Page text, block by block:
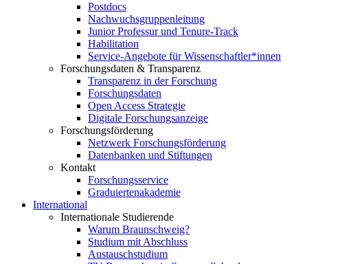
Postdocs
Nachwuchsgruppenleitung
Junior Professur und Tenure-Track
Habilitation
Service-Angebote für Wissenschaftler*innen
Forschungsdaten & Transparenz
Transparenz in der Forschung
Forschungsdaten
Open Access Strategie
Digitale Forschungsanzeige
Forschungsförderung
Netzwerk Forschungsförderung
Datenbanken und Stiftungen
Kontakt
Forschungsservice
Graduiertenakademie
International
Internationale Studierende
Warum Braunschweig?
Studium mit Abschluss
Austauschstudium